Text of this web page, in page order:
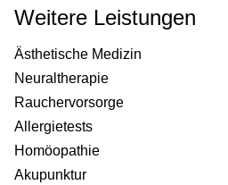
Weitere Leistungen
Ästhetische Medizin
Neuraltherapie
Rauchervorsorge
Allergietests
Homöopathie
Akupunktur